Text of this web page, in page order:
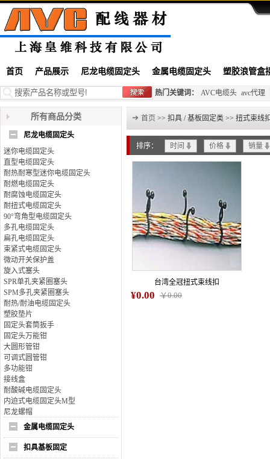
首页 产品展示 尼龙电缆固定头 金属电缆固定头 塑胶浪管盒
热门关键词： AVC电缆头 avc代理
所有商品分类
尼龙电缆固定头
迷你电缆固定头
直型电缆固定头
耐热耐寒型迷你电缆固定头
耐燃电缆固定头
耐腐蚀电缆固定头
耐扭式电缆固定头
90°弯角型电缆固定头
多孔电缆固定头
扁孔电缆固定头
束紧式电缆固定头
微动开关保护盖
旋入式塞头
SPR单孔夹紧圈塞头
SPM多孔夹紧圈塞头
耐热/耐油电缆固定头
塑胶垫片
固定头套筒扳手
固定头万能钳
大圆形管钳
可调式圆管钳
多功能钳
接线盒
耐酸碱电缆固定头
内迫式电缆固定头M型
尼龙螺帽
金属电缆固定头
扣具基板固定
首页 >> 扣具 / 基板固定类 >> 扭式束线
排序： 时间 价格 销量
台湾全冠扭式束线扣
¥0.00 ￥0.00